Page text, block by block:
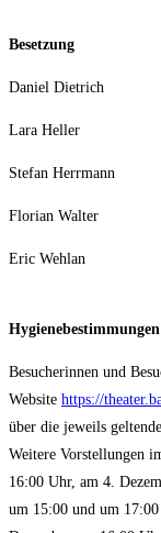
Beset­zung
Dani­el Dietrich
Lara Hel­ler
Ste­fan Herrmann
Flo­ri­an Walter
Eric Wehlan
Hygie­ne­be­stim­mun­gen
Besu­che­rin­nen und
Web­site https://
über die jeweils
Wei­te­re Vor­stel­lun­gen
16:00 Uhr, am 4.
um 15:00 und um 17:00